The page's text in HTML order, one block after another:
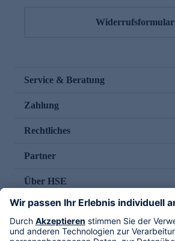
Widerrufsformular
Service & Beratung
Zahlung
Rechtliches
Partner
Über HSE
Im TV
HSE International